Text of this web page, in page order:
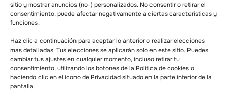
sitio y mostrar anuncios (no-) personalizados. No consentir o retirar el
consentimiento, puede afectar negativamente a ciertas características y
funciones.
Haz clic a continuación para aceptar lo anterior o realizar elecciones
más detalladas. Tus elecciones se aplicarán solo en este sitio. Puedes
cambiar tus ajustes en cualquier momento, incluso retirar tu
consentimiento, utilizando los botones de la Política de cookies o
haciendo clic en el icono de Privacidad situado en la parte inferior de la
pantalla.
Cuando se trata de
de esquí,